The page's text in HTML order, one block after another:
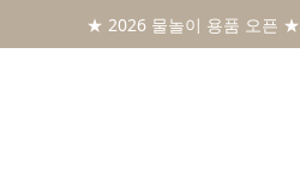
★ 2026 물놀이 용품 오픈 ★